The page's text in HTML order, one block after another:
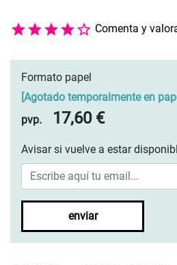
Comenta y
Formato papel
[Agotado temporalmente en
pvp.
17,60 €
Avisar si vuelve a estar
enviar